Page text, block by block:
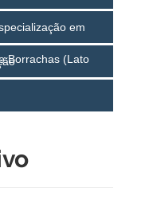
em
Borrachas (Lato